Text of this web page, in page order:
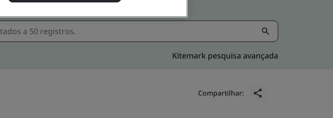
Kitemark pesquisa avançada
Compartilhar: